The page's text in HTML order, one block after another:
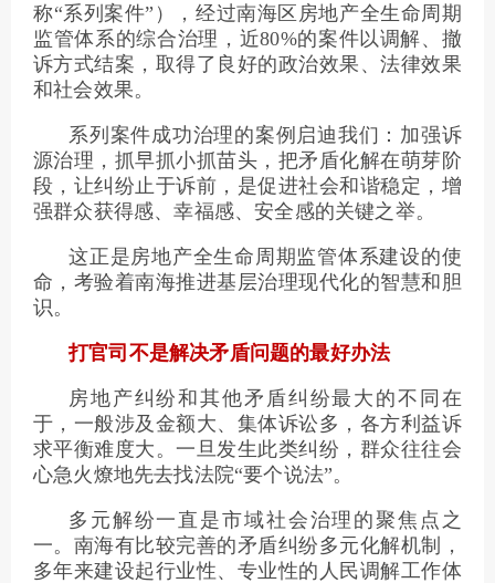
称“系列案件”），经过南海区房地产全生命周期
监管体系的综合治理，近80%的案件以调解、撤
诉方式结案，取得了良好的政治效果、法律效果
和社会效果。
系列案件成功治理的案例启迪我们：加强诉
源治理，抓早抓小抓苗头，把矛盾化解在萌芽阶
段，让纠纷止于诉前，是促进社会和谐稳定，增
强群众获得感、幸福感、安全感的关键之举。
这正是房地产全生命周期监管体系建设的使
命，考验着南海推进基层治理现代化的智慧和胆
识。
打官司不是解决矛盾问题的最好办法
房地产纠纷和其他矛盾纠纷最大的不同在
于，一般涉及金额大、集体诉讼多，各方利益诉
求平衡难度大。一旦发生此类纠纷，群众往往会
心急火燎地先去找法院“要个说法”。
多元解纷一直是市域社会治理的聚焦点之
一。南海有比较完善的矛盾纠纷多元化解机制，
多年来建设起行业性、专业性的人民调解工作体